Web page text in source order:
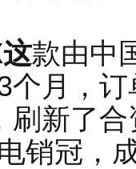
款由中
个月，
刷新了
销冠，